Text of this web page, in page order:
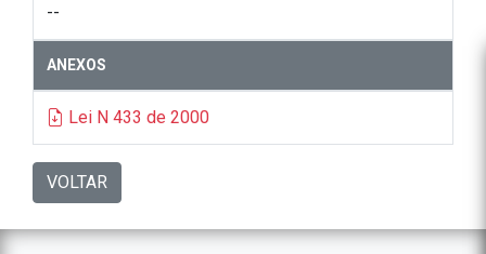
--
ANEXOS
Lei N 433 de 2000
VOLTAR